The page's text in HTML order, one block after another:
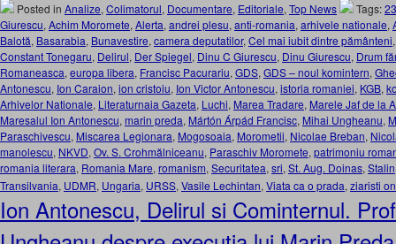
Posted in Analize, Colimatorul, Documentare, Editoriale, Top News Tags:
Giurescu, Achim Moromete, Alerta, andrei plesu, anti-romania, arhivele nationale,
Balotă, Basarabia, Bunavestire, camera deputatilor, Cel mai iubit dintre pământeni
Constant Tonegaru, Delirul, Der Spiegel, Dinu C Giurescu, Dinu Giurescu, Drum
Romaneasca, europa libera, Francisc Pacurariu, GDS, GDS – noul komintern,
Antonescu, Ion Caraion, ion cristoiu, Ion Victor Antonescu, istoria romaniei, KGB,
Arhivelor Nationale, Literaturnaia Gazeta, Luchi, Marea Tradare, Marele Jaf de la
Maresalul Ion Antonescu, marin preda, Mártón Árpád Francisc, Mihai Ungheanu,
Paraschivescu, Miscarea Legionara, Mogosoaia, Morometii, Nicolae Breban,
manolescu, NKVD, Ov. S. Crohmălniceanu, Paraschiv Moromete, patrimoniu
romania literara, Romania Mare, romanism, Securitatea, sri, St. Aug. Doinas, Stalin
Transilvania, UDMR, Ungaria, URSS, Vasile Lechintan, Viata ca o prada, ziaristi
Ion Antonescu, Delirul si Cominternul.